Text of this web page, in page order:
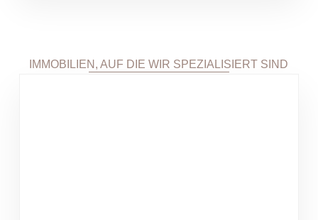
IMMOBILIEN, AUF DIE WIR SPEZIALISIERT SIND